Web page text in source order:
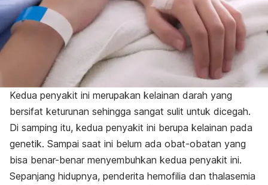
Kedua penyakit ini merupakan kelainan darah yang
bersifat keturunan sehingga sangat sulit untuk dicegah.
Di samping itu, kedua penyakit ini berupa kelainan pada
genetik. Sampai saat ini belum ada obat-obatan yang
bisa benar-benar menyembuhkan kedua penyakit ini.
Sepanjang hidupnya, penderita hemofilia dan thalasemia